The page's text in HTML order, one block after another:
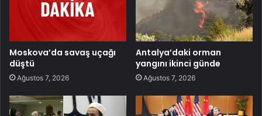
Moskova’da savaş uçağı
düştü
Ağustos 7, 2026
Antalya’daki orman
yangını ikinci günde
Ağustos 7, 2026